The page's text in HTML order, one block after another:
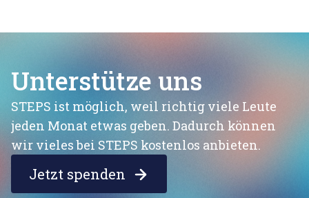
Unterstütze uns
STEPS ist möglich, weil richtig viele Leute
jeden Monat etwas geben. Dadurch können
wir vieles bei STEPS kostenlos anbieten.
Jetzt spenden